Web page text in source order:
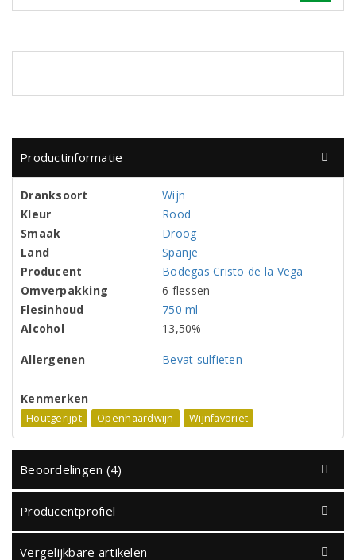
Productinformatie
Dranksoort
Wijn
Kleur
Rood
Smaak
Droog
Land
Spanje
Producent
Bodegas Cristo de la Vega
Omverpakking
6 flessen
Flesinhoud
750 ml
Alcohol
13,50%
Allergenen Bevat sulfieten
Kenmerken
Houtgerijpt Openhaardwijn Wijnfavoriet
Beoordelingen (4)
Producentprofiel
Vergelijkbare artikelen